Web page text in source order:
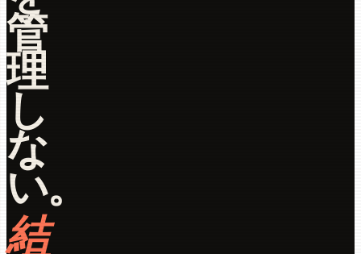
管
理
し
な
い。
結